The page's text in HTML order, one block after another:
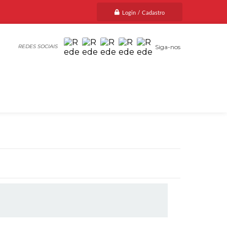
Login / Cadastro
Siga-nos